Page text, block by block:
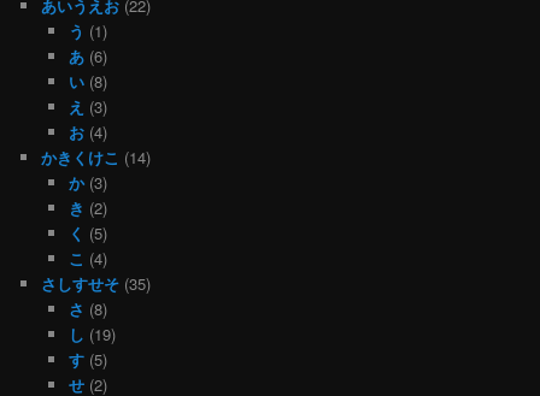
あいうえお (22)
う (1)
あ(6)
い(8)
え (3)
お(4)
かきくけこ (14)
か(3)
き (2)
く (5)
こ (4)
さしすせそ (35)
さ (8)
し (19)
す(5)
せ(2)